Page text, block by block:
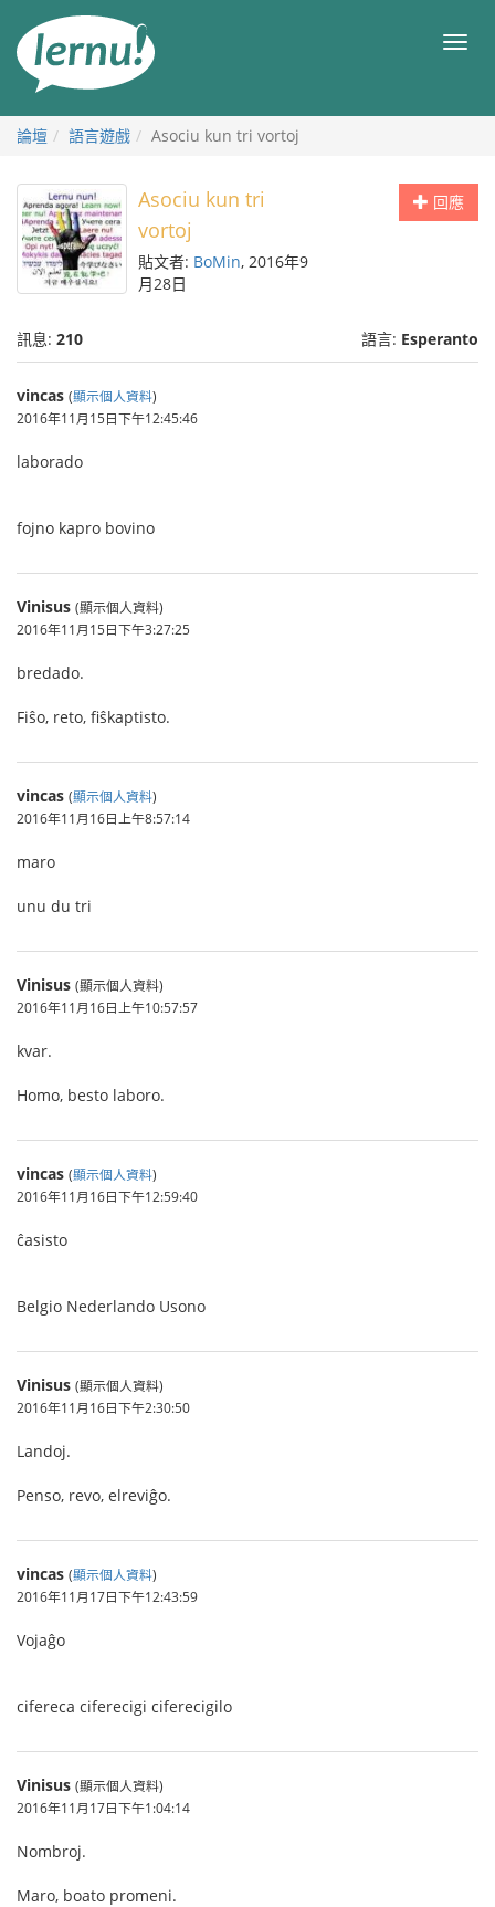
目
論壇 語言遊戲 Asociu kun tri vortoj
回應
Asociu kun tri
vortoj
貼文者: BoMin, 2016年9
月28日
訊息: 210 語言: Esperanto
vincas (顯示個人資料)
2016年11月15日下午12:45:46
laborado
fojno kapro bovino
Vinisus (顯示個人資料)
2016年11月15日下午3:27:25
bredado.
Fiŝo, reto, fiŝkaptisto.
vincas (顯示個人資料)
2016年11月16日上午8:57:14
maro
unu du tri
Vinisus (顯示個人資料)
2016年11月16日上午10:57:57
kvar.
Homo, besto laboro.
vincas (顯示個人資料)
2016年11月16日下午12:59:40
ĉasisto
Belgio Nederlando Usono
Vinisus (顯示個人資料)
2016年11月16日下午2:30:50
Landoj.
Penso, revo, elreviĝo.
vincas (顯示個人資料)
2016年11月17日下午12:43:59
Vojaĝo
cifereca ciferecigi ciferecigilo
Vinisus (顯示個人資料)
2016年11月17日下午1:04:14
Nombroj.
Maro, boato promeni.